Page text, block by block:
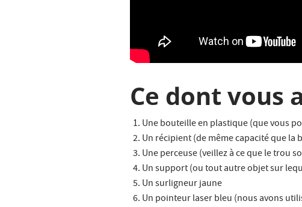
Ce dont vous
Une bouteille en plastique (que vous
Un récipient (de même capacité que la
Une perceuse (veillez à ce que le trou
Un support (ou tout autre objet sur
Un surligneur jaune
Un pointeur laser bleu (nous avons